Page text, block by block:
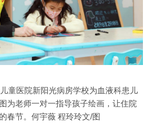
童医院新阳光病房学校为血液科患儿
为老师一对一指导孩子绘画，让住院
春节。何宇薇 程玲玲文/图